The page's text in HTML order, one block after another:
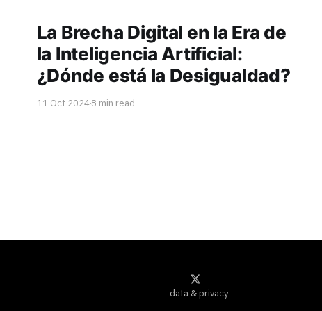
La Brecha Digital en la Era de
la Inteligencia Artificial:
¿Dónde está la Desigualdad?
11 Oct 20248 min read
data & privacy